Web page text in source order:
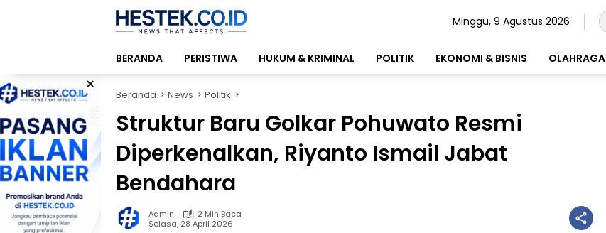
Minggu, 9 Agustus 2026
BERANDA PERISTIWA HUKUM & KRIMINAL POLITIK EKONOMI & BISNIS OLAHRAGA
× Beranda News Politik
Struktur Baru Golkar Pohuwato Resmi
Diperkenalkan, Riyanto Ismail Jabat
Bendahara
Admin
2 Min Baca
Selasa, 28 April 2026